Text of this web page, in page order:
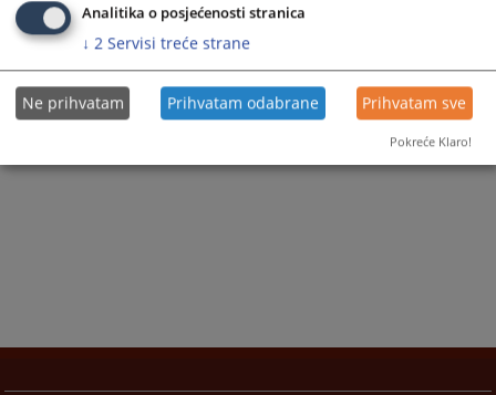
Analitika o posjećenosti stranica
↓ 2 Servisi treće strane
Ne prihvatam Prihvatam odabrane Prihvatam sve
Pokreće Klaro!